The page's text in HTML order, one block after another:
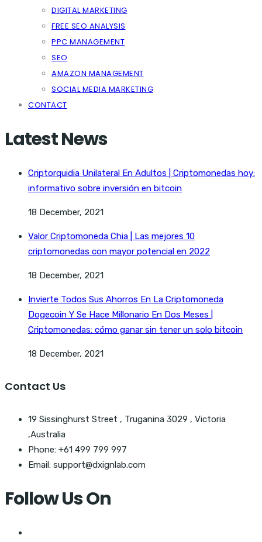
DIGITAL MARKETING
FREE SEO ANALYSIS
PPC MANAGEMENT
SEO
AMAZON MANAGEMENT
SOCIAL MEDIA MARKETING
CONTACT
Latest News
Criptorquidia Unilateral En Adultos | Criptomonedas hoy:
informativo sobre inversión en bitcoin
18 December, 2021
Valor Criptomoneda Chia | Las mejores 10
criptomonedas con mayor potencial en 2022
18 December, 2021
Invierte Todos Sus Ahorros En La Criptomoneda
Dogecoin Y Se Hace Millonario En Dos Meses |
Criptomonedas: cómo ganar sin tener un solo bitcoin
18 December, 2021
Contact Us
19 Sissinghurst Street , Truganina 3029 , Victoria
,Australia
Phone: +61 499 799 997
Email: support@dxignlab.com
Follow Us On